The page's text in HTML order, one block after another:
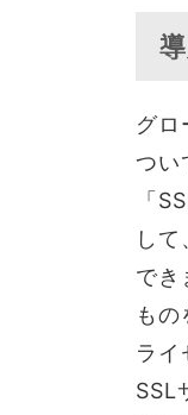
グロ
つい
「
し
でき
も
ライ
SSL